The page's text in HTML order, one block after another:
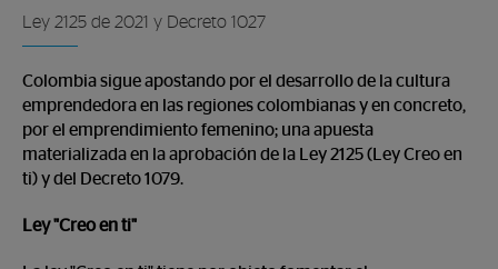
Ley 2125 de 2021 y Decreto 1027
Colombia sigue apostando por el desarrollo de la cultura
emprendedora en las regiones colombianas y en concreto,
por el emprendimiento femenino; una apuesta
materializada en la aprobación de la Ley 2125 (Ley Creo en
ti) y del Decreto 1079.
Ley "Creo en ti"